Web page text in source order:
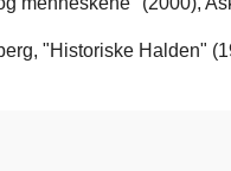
"Historiske Halden"